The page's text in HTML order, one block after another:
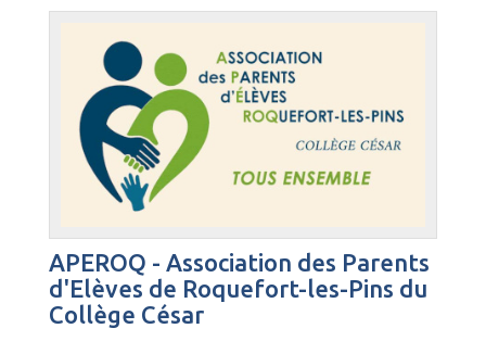
APEROQ - Association des Parents
d'Elèves de Roquefort-les-Pins du
Collège César